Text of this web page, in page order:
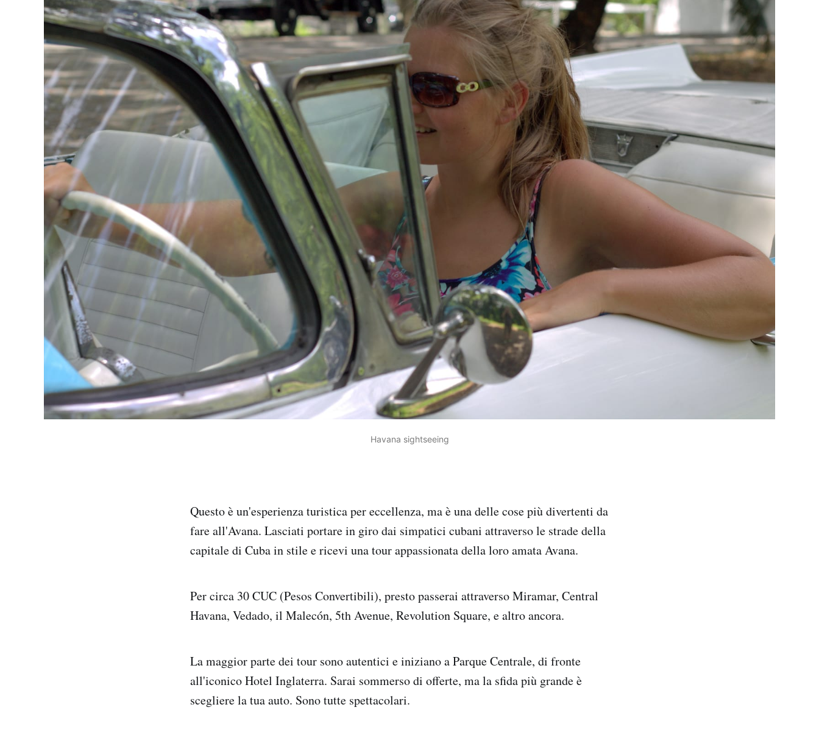
Havana sightseeing
Questo è un'esperienza turistica per eccellenza, ma è una delle cose più divertenti da
fare all'Avana. Lasciati portare in giro dai simpatici cubani attraverso le strade della
capitale di Cuba in stile e ricevi una tour appassionata della loro amata Avana.
Per circa 30 CUC (Pesos Convertibili), presto passerai attraverso Miramar, Central
Havana, Vedado, il Malecón, 5th Avenue, Revolution Square, e altro ancora.
La maggior parte dei tour sono autentici e iniziano a Parque Centrale, di fronte
all'iconico Hotel Inglaterra. Sarai sommerso di offerte, ma la sfida più grande è
scegliere la tua auto. Sono tutte spettacolari.